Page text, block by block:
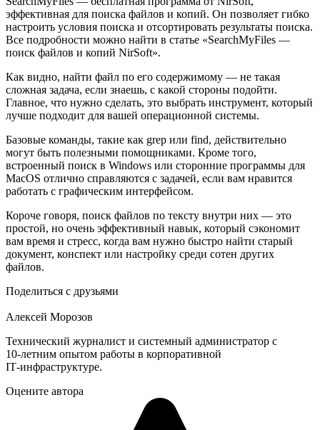
эффективная для поиска файлов и копий. Он позволяет гибко
настроить условия поиска и отсортировать результаты поиска.
Все подробности можно найти в статье «SearchMyFiles —
поиск файлов и копий NirSoft».
Как видно, найти файл по его содержимому — не такая
сложная задача, если знаешь, с какой стороны подойти.
Главное, что нужно сделать, это выбрать инструмент, который
лучше подходит для вашей операционной системы.
Базовые команды, такие как grep или find, действительно
могут быть полезными помощниками. Кроме того,
встроенный поиск в Windows или сторонние программы для
MacOS отлично справляются с задачей, если вам нравится
работать с графическим интерфейсом.
Короче говоря, поиск файлов по тексту внутри них — это
простой, но очень эффективный навык, который сэкономит
вам время и стресс, когда вам нужно быстро найти старый
документ, конспект или настройку среди сотен других
файлов.
Поделиться с друзьями
Алексей Морозов
Технический журналист и системный администратор с
10‑летним опытом работы в корпоративной
IT‑инфраструктуре.
Оцените автора